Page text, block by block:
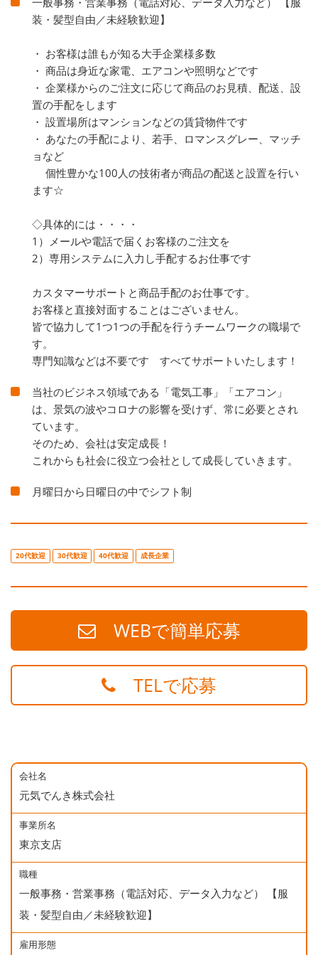
装・髪型自由／未経験歓迎】
・ お客様は誰もが知る大手企業様多数
・ 商品は身近な家電、エアコンや照明などです
・ 企業様からのご注文に応じて商品のお見積、配送、設
置の手配をします
・ 設置場所はマンションなどの賃貸物件です
・ あなたの手配により、若手、ロマンスグレー、マッチ
ョなど
個性豊かな100人の技術者が商品の配送と設置を行い
ます☆
◇具体的には・・・・
1）メールや電話で届くお客様のご注文を
2）専用システムに入力し手配するお仕事です
カスタマーサポートと商品手配のお仕事です。
お客様と直接対面することはございません。
皆で協力して1つ1つの手配を行うチームワークの職場で
す。
専門知識などは不要です すべてサポートいたします！
当社のビジネス領域である「電気工事」「エアコン」
は、景気の波やコロナの影響を受けず、常に必要とされ
ています。
そのため、会社は安定成長！
これからも社会に役立つ会社として成長していきます。
月曜日から日曜日の中でシフト制
20代歓迎 30代歓迎 40代歓迎 成長企業
WEBで簡単応募
TELで応募
会社名
元気でんき株式会社
事業所名
東京支店
職種
一般事務・営業事務（電話対応、データ入力など） 【服
装・髪型自由／未経験歓迎】
雇用形態